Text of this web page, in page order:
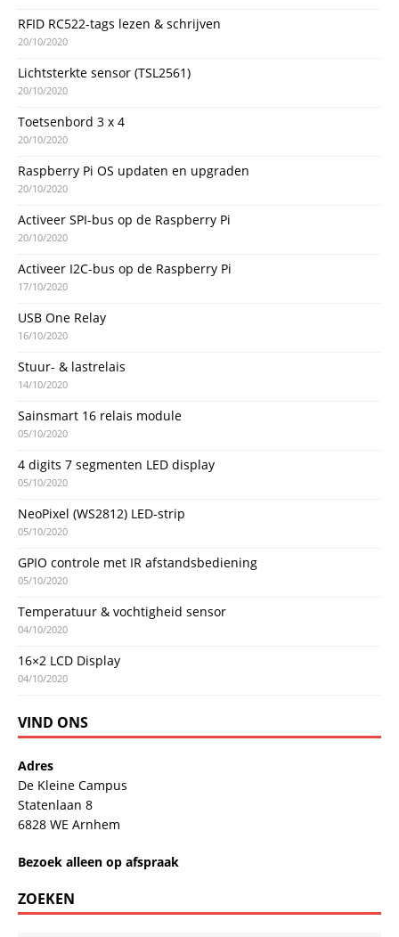
RFID RC522-tags lezen & schrijven
20/10/2020
Lichtsterkte sensor (TSL2561)
20/10/2020
Toetsenbord 3 x 4
20/10/2020
Raspberry Pi OS updaten en upgraden
20/10/2020
Activeer SPI-bus op de Raspberry Pi
20/10/2020
Activeer I2C-bus op de Raspberry Pi
17/10/2020
USB One Relay
16/10/2020
Stuur- & lastrelais
14/10/2020
Sainsmart 16 relais module
05/10/2020
4 digits 7 segmenten LED display
05/10/2020
NeoPixel (WS2812) LED-strip
05/10/2020
GPIO controle met IR afstandsbediening
05/10/2020
Temperatuur & vochtigheid sensor
04/10/2020
16×2 LCD Display
04/10/2020
VIND ONS
Adres
De Kleine Campus
Statenlaan 8
6828 WE Arnhem
Bezoek alleen op afspraak
ZOEKEN